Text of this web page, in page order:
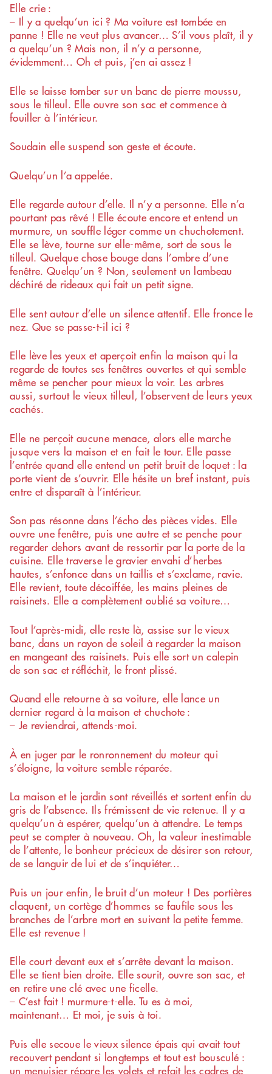
Elle crie :
– Il y a quelqu’un ici ? Ma voiture est tombée en
panne ! Elle ne veut plus avancer… S’il vous plaît, il y
a quelqu’un ? Mais non, il n’y a personne,
évidemment… Oh et puis, j’en ai assez !
Elle se laisse tomber sur un banc de pierre moussu,
sous le tilleul. Elle ouvre son sac et commence à
fouiller à l’intérieur.
Soudain elle suspend son geste et écoute.
Quelqu’un l’a appelée.
Elle regarde autour d’elle. Il n’y a personne. Elle n’a
pourtant pas rêvé ! Elle écoute encore et entend un
murmure, un souffle léger comme un chuchotement.
Elle se lève, tourne sur elle-même, sort de sous le
tilleul. Quelque chose bouge dans l’ombre d’une
fenêtre. Quelqu’un ? Non, seulement un lambeau
déchiré de rideaux qui fait un petit signe.
Elle sent autour d’elle un silence attentif. Elle fronce le
nez. Que se passe-t-il ici ?
Elle lève les yeux et aperçoit enfin la maison qui la
regarde de toutes ses fenêtres ouvertes et qui semble
même se pencher pour mieux la voir. Les arbres
aussi, surtout le vieux tilleul, l’observent de leurs yeux
cachés.
Elle ne perçoit aucune menace, alors elle marche
jusque vers la maison et en fait le tour. Elle passe
l’entrée quand elle entend un petit bruit de loquet : la
porte vient de s’ouvrir. Elle hésite un bref instant, puis
entre et disparaît à l’intérieur.
Son pas résonne dans l’écho des pièces vides. Elle
ouvre une fenêtre, puis une autre et se penche pour
regarder dehors avant de ressortir par la porte de la
cuisine. Elle traverse le gravier envahi d’herbes
hautes, s’enfonce dans un taillis et s’exclame, ravie.
Elle revient, toute décoiffée, les mains pleines de
raisinets. Elle a complètement oublié sa voiture…
Tout l’après-midi, elle reste là, assise sur le vieux
banc, dans un rayon de soleil à regarder la maison
en mangeant des raisinets. Puis elle sort un calepin
de son sac et réfléchit, le front plissé.
Quand elle retourne à sa voiture, elle lance un
dernier regard à la maison et chuchote :
– Je reviendrai, attends-moi.
À en juger par le ronronnement du moteur qui
s’éloigne, la voiture semble réparée.
La maison et le jardin sont réveillés et sortent enfin du
gris de l’absence. Ils frémissent de vie retenue. Il y a
quelqu’un à espérer, quelqu’un à attendre. Le temps
peut se compter à nouveau. Oh, la valeur inestimable
de l’attente, le bonheur précieux de désirer son retour,
de se languir de lui et de s’inquiéter…
Puis un jour enfin, le bruit d’un moteur ! Des portières
claquent, un cortège d’hommes se faufile sous les
branches de l’arbre mort en suivant la petite femme.
Elle est revenue !
Elle court devant eux et s’arrête devant la maison.
Elle se tient bien droite. Elle sourit, ouvre son sac, et
en retire une clé avec une ficelle.
– C’est fait ! murmure-t-elle. Tu es à moi,
maintenant… Et moi, je suis à toi.
Puis elle secoue le vieux silence épais qui avait tout
recouvert pendant si longtemps et tout est bousculé :
un menuisier répare les volets et refait les cadres de